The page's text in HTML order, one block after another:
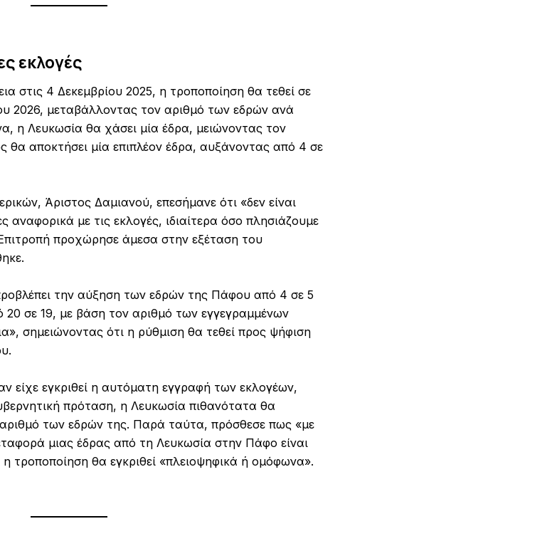
εκλογές
στις 4 Δεκεμβρίου 2025, η τροποποίηση θα τεθεί σε
2026, μεταβάλλοντας τον αριθμό των εδρών ανά
η Λευκωσία θα χάσει μία έδρα, μειώνοντας τον
αποκτήσει μία επιπλέον έδρα, αυξάνοντας από 4 σε
Άριστος Δαμιανού, επεσήμανε ότι «δεν είναι
με τις εκλογές, ιδιαίτερα όσο πλησιάζουμε
προχώρησε άμεσα στην εξέταση του
την αύξηση των εδρών της Πάφου από 4 σε 5
20 σε 19, με βάση τον αριθμό των εγγεγραμμένων
σημειώνοντας ότι η ρύθμιση θα τεθεί προς ψήφιση
είχε εγκριθεί η αυτόματη εγγραφή των εκλογέων,
πρόταση, η Λευκωσία πιθανότατα θα
των εδρών της. Παρά ταύτα, πρόσθεσε πως «με
μιας έδρας από τη Λευκωσία στην Πάφο είναι
η τροποποίηση θα εγκριθεί «πλειοψηφικά ή ομόφωνα».